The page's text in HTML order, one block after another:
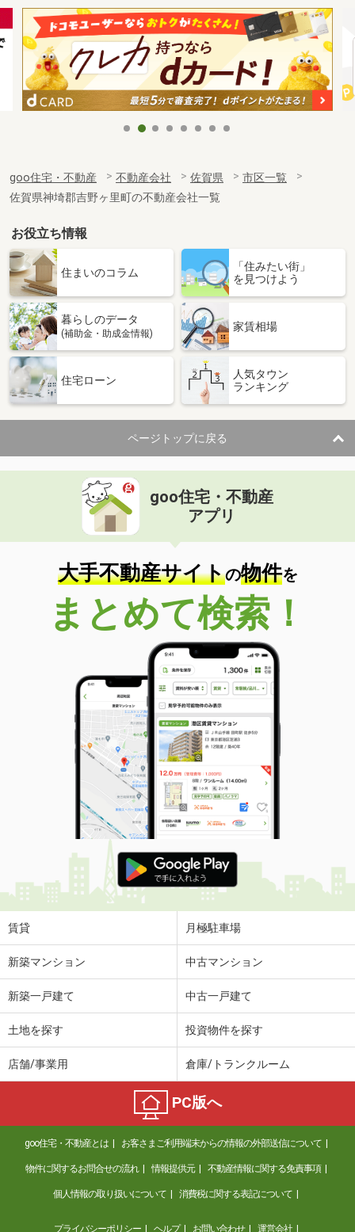
goo住宅・不動産 不動産会社 佐賀県
市区一覧
佐賀県神埼郡吉野ヶ里町の不動産会社一覧
お役立ち情報
住まいのコラム
「住みたい街」
を見つけよう
暮らしのデータ
(補助金・助成金情報)
家賃相場
住宅ローン
人気タウン
ランキング
ページトップに戻る
goo住宅・不動産
アプリ
大手不動産サイトの物件を
まとめて検索！
賃貸 月極駐車場
新築マンション 中古マンション
新築一戸建て 中古一戸建て
土地を探す 投資物件を探す
店舗/事業用 倉庫/トランクルーム
PC版へ
goo住宅・不動産とは お客さまご利用端末からの情報の外部送信について
物件に関するお問合せの流れ 情報提供元 不動産情報に関する免責事項
個人情報の取り扱いについて 消費税に関する表記について
プライバシーポリシー ヘルプ お問い合わせ 運営会社